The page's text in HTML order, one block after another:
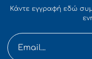
Κάντε εγγραφή εδώ